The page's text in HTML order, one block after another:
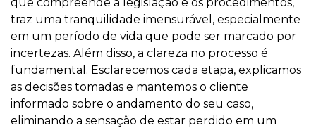
traz uma tranquilidade imensurável, especialmente
em um período de vida que pode ser marcado por
incertezas. Além disso, a clareza no processo é
fundamental. Esclarecemos cada etapa, explicamos
as decisões tomadas e mantemos o cliente
informado sobre o andamento do seu caso,
eliminando a sensação de estar perdido em um